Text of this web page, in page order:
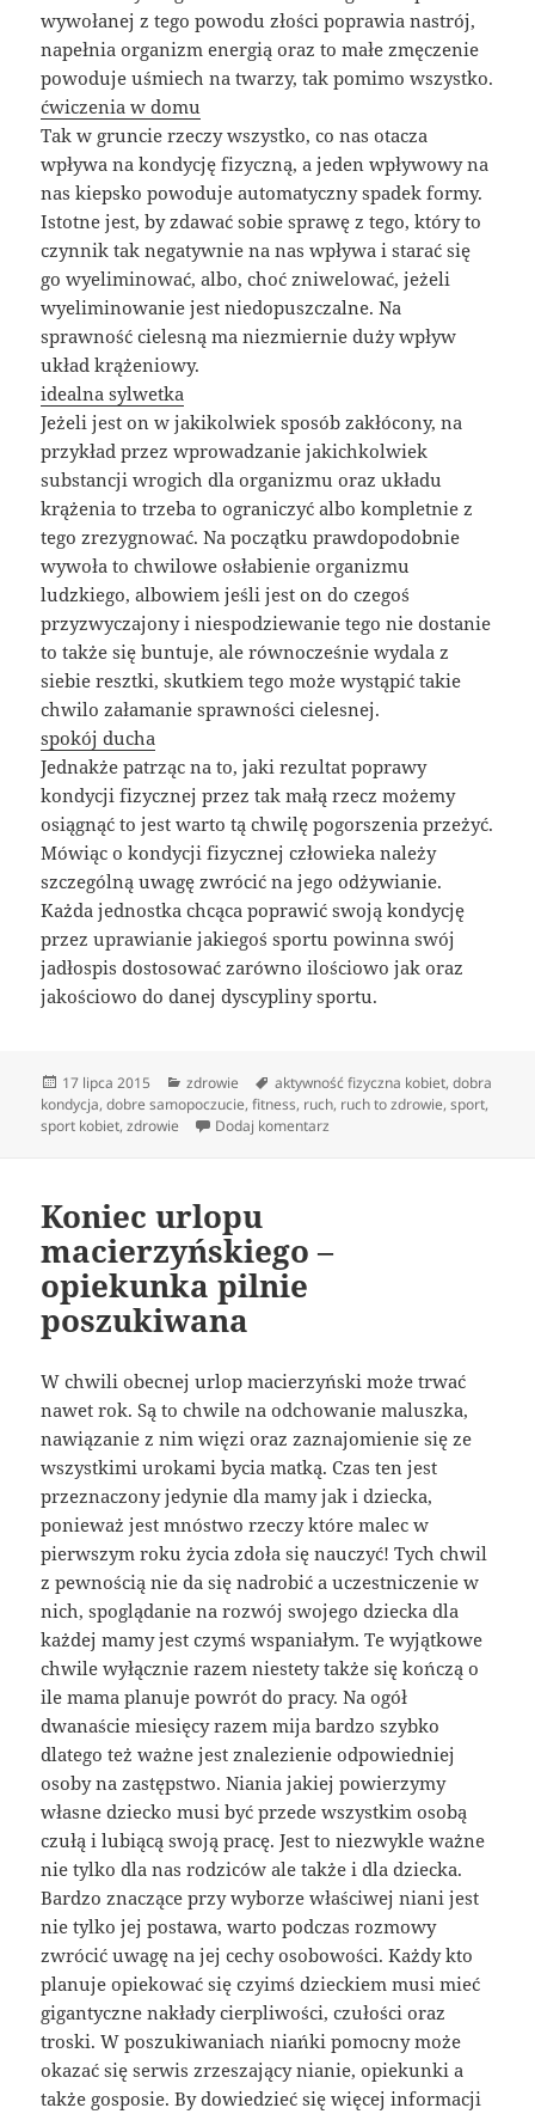
wywołanej z tego powodu złości poprawia nastrój,
napełnia organizm energią oraz to małe zmęczenie
powoduje uśmiech na twarzy, tak pomimo wszystko.
ćwiczenia w domu
Tak w gruncie rzeczy wszystko, co nas otacza
wpływa na kondycję fizyczną, a jeden wpływowy na
nas kiepsko powoduje automatyczny spadek formy.
Istotne jest, by zdawać sobie sprawę z tego, który to
czynnik tak negatywnie na nas wpływa i starać się
go wyeliminować, albo, choć zniwelować, jeżeli
wyeliminowanie jest niedopuszczalne. Na
sprawność cielesną ma niezmiernie duży wpływ
układ krążeniowy.
idealna sylwetka
Jeżeli jest on w jakikolwiek sposób zakłócony, na
przykład przez wprowadzanie jakichkolwiek
substancji wrogich dla organizmu oraz układu
krążenia to trzeba to ograniczyć albo kompletnie z
tego zrezygnować. Na początku prawdopodobnie
wywoła to chwilowe osłabienie organizmu
ludzkiego, albowiem jeśli jest on do czegoś
przyzwyczajony i niespodziewanie tego nie dostanie
to także się buntuje, ale równocześnie wydala z
siebie resztki, skutkiem tego może wystąpić takie
chwilo załamanie sprawności cielesnej.
spokój ducha
Jednakże patrząc na to, jaki rezultat poprawy
kondycji fizycznej przez tak małą rzecz możemy
osiągnąć to jest warto tą chwilę pogorszenia przeżyć.
Mówiąc o kondycji fizycznej człowieka należy
szczególną uwagę zwrócić na jego odżywianie.
Każda jednostka chcąca poprawić swoją kondycję
przez uprawianie jakiegoś sportu powinna swój
jadłospis dostosować zarówno ilościowo jak oraz
jakościowo do danej dyscypliny sportu.
Data
publikacji
17 lipca 2015 Kategorie
zdrowie Tagi
aktywność fizyczna kobiet,dobra
kondycja,dobre samopoczucie,fitness, ruch, ruch to zdrowie,sport,
sport kobiet,zdrowie Dodaj komentarz
Koniec urlopu
macierzyńskiego –
opiekunka pilnie
poszukiwana
W chwili obecnej urlop macierzyński może trwać
nawet rok. Są to chwile na odchowanie maluszka,
nawiązanie z nim więzi oraz zaznajomienie się ze
wszystkimi urokami bycia matką. Czas ten jest
przeznaczony jedynie dla mamy jak i dziecka,
ponieważ jest mnóstwo rzeczy które malec w
pierwszym roku życia zdoła się nauczyć! Tych chwil
z pewnością nie da się nadrobić a uczestniczenie w
nich, spoglądanie na rozwój swojego dziecka dla
każdej mamy jest czymś wspaniałym. Te wyjątkowe
chwile wyłącznie razem niestety także się kończą o
ile mama planuje powrót do pracy. Na ogół
dwanaście miesięcy razem mija bardzo szybko
dlatego też ważne jest znalezienie odpowiedniej
osoby na zastępstwo. Niania jakiej powierzymy
własne dziecko musi być przede wszystkim osobą
czułą i lubiącą swoją pracę. Jest to niezwykle ważne
nie tylko dla nas rodziców ale także i dla dziecka.
Bardzo znaczące przy wyborze właściwej niani jest
nie tylko jej postawa, warto podczas rozmowy
zwrócić uwagę na jej cechy osobowości. Każdy kto
planuje opiekować się czyimś dzieckiem musi mieć
gigantyczne nakłady cierpliwości, czułości oraz
troski. W poszukiwaniach niańki pomocny może
okazać się serwis zrzeszający nianie, opiekunki a
także gosposie. By dowiedzieć się więcej informacji